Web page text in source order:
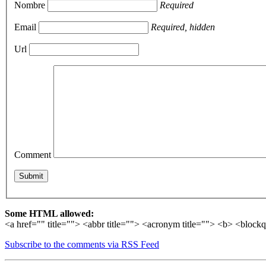
Nombre Required
Email Required, hidden
Url
Comment
Some HTML allowed:
<a href="" title=""> <abbr title=""> <acronym title=""> <b>
Subscribe to the comments via RSS Feed